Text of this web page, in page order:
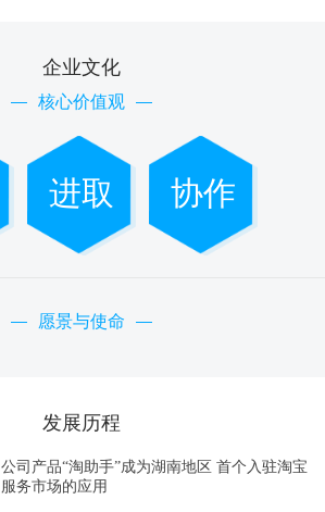
企业文化
核心价值观
进取 协作
愿景与使命
发展历程
公司产品“淘助手”成为湖南地区 首个入驻淘宝
服务市场的应用